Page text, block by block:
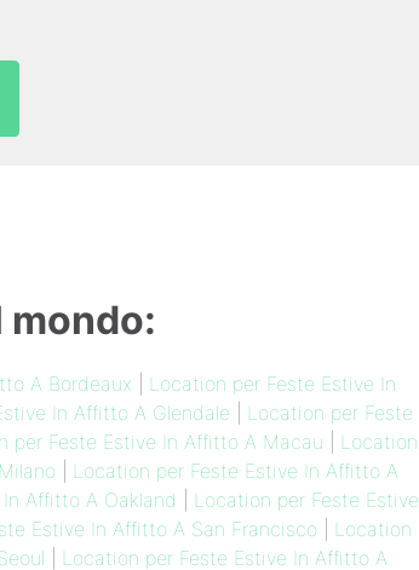
mondo:
A Bordeaux
Location per Feste Estive In
In Affitto A Glendale
Location per Feste
per Feste Estive In Affitto A Macau
Location
Location per Feste Estive In Affitto A
Affitto A Oakland
Location per Feste Estive
Estive In Affitto A San Francisco| Location
Location per Feste Estive In Affitto A